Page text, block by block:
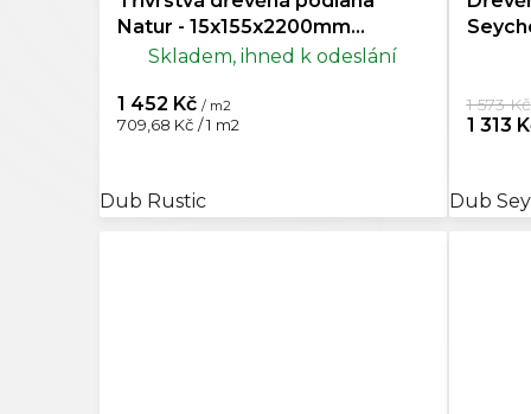
Natur - 15x155x2200mm
Doprodej
Skladem, ihned k odeslání
1 452 Kč / m2
Měrná
709,68 Kč / 1 m2
Dub Rustic
1 313
1 573 Kč
Dub